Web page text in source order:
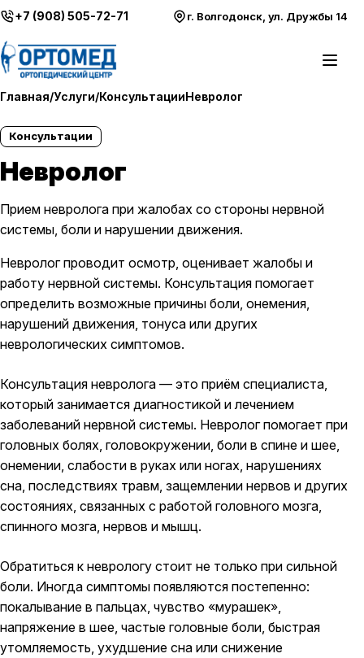
Перейти к содержимому г. Волгодонск, ул. Дружбы 14
+7 (908) 505-72-71
Главная/Услуги/КонсультацииНевролог
Консультации
Невролог
Прием невролога при жалобах со стороны нервной
системы, боли и нарушении движения.
Невролог проводит осмотр, оценивает жалобы и
работу нервной системы. Консультация помогает
определить возможные причины боли, онемения,
нарушений движения, тонуса или других
неврологических симптомов.
Консультация невролога — это приём специалиста,
который занимается диагностикой и лечением
заболеваний нервной системы. Невролог помогает при
головных болях, головокружении, боли в спине и шее,
онемении, слабости в руках или ногах, нарушениях
сна, последствиях травм, защемлении нервов и других
состояниях, связанных с работой головного мозга,
спинного мозга, нервов и мышц.
Обратиться к неврологу стоит не только при сильной
боли. Иногда симптомы появляются постепенно:
покалывание в пальцах, чувство «мурашек»,
напряжение в шее, частые головные боли, быстрая
утомляемость, ухудшение сна или снижение